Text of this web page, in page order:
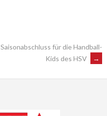
Saisonabschluss für die Handball-
Kids des HSV
→